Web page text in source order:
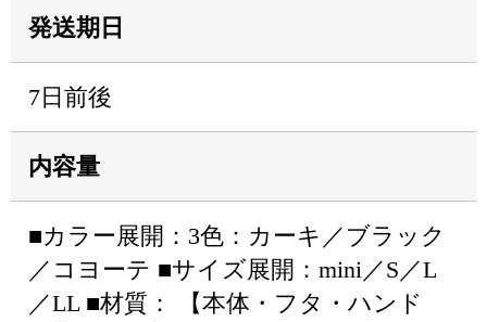
発送期日
7日前後
内容量
■カラー展開：3色：カーキ／ブラック
／コヨーテ ■サイズ展開：mini／S／L
／LL ■材質： 【本体・フタ・ハンド